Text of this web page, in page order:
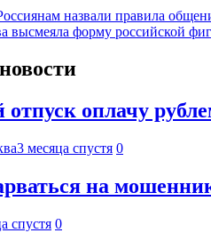
назвали правила
высмеяла форму российской
отпуск оплачу
3 месяца спустя 0
на
спустя 0